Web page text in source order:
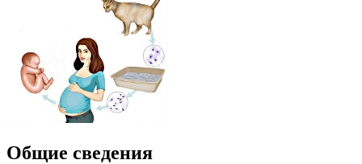
Общие сведения